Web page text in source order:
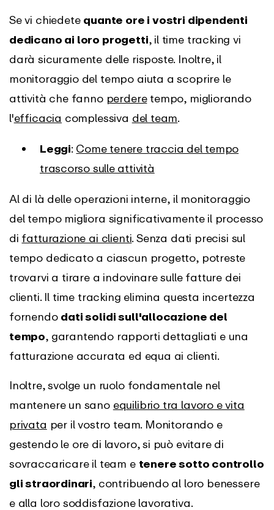
Se vi chiedete quante ore i vostri dipendenti
dedicano ai loro progetti, il time tracking vi
darà sicuramente delle risposte. Inoltre, il
monitoraggio del tempo aiuta a scoprire le
attività che fanno perderetempo, migliorando
l'efficacia complessiva del team.
Leggi: Come tenere traccia del tempo
trascorso sulle attività
Al di là delle operazioni interne, il monitoraggio
del tempo migliora significativamente il processo
di fatturazione ai clienti. Senza dati precisi sul
tempo dedicato a ciascun progetto, potreste
trovarvi a tirare a indovinare sulle fatture dei
clienti. Il time tracking elimina questa incertezza
fornendo dati solidi sull'allocazione del
tempo, garantendo rapporti dettagliati e una
fatturazione accurata ed equa ai clienti.
Inoltre, svolge un ruolo fondamentale nel
mantenere un sano equilibrio tra lavoro e vita
privata per il vostro team. Monitorando e
gestendo le ore di lavoro, si può evitare di
sovraccaricare il team e tenere sotto controllo
gli straordinari, contribuendo al loro benessere
e alla loro soddisfazione lavorativa.